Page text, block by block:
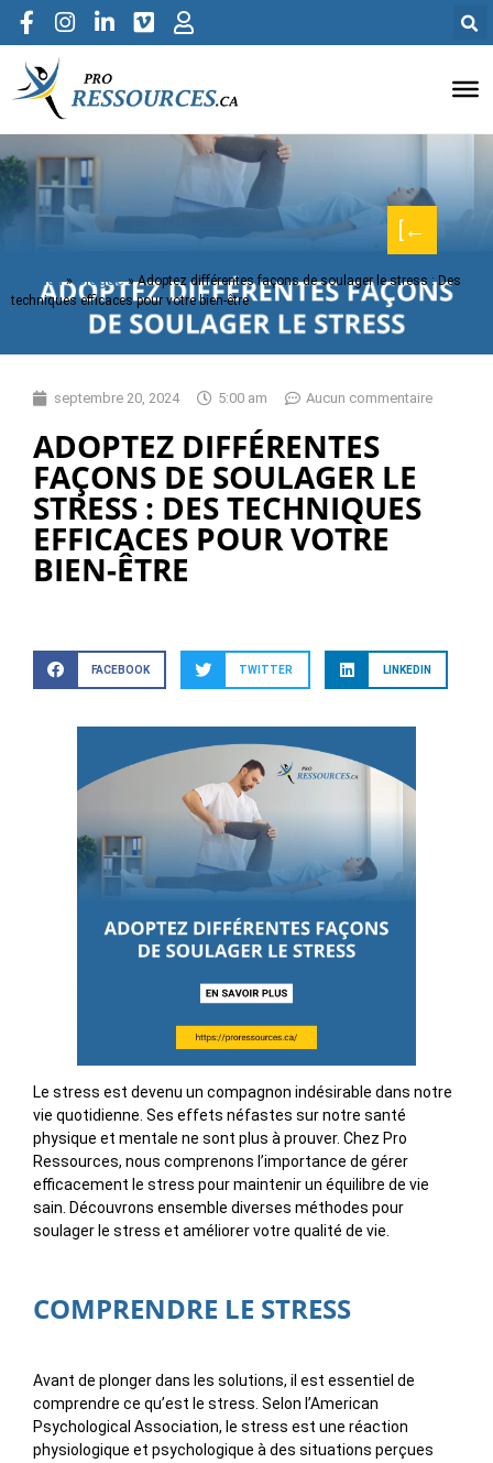
[←
Accueil» Blogue»Adoptez différentes façons de soulager le stress : Des
techniques efficaces pour votre bien-être
septembre 20, 2024 5:00 am Aucun commentaire
ADOPTEZ DIFFÉRENTES
FAÇONS DE SOULAGER LE
STRESS : DES TECHNIQUES
EFFICACES POUR VOTRE
BIEN-ÊTRE
FACEBOOK TWITTER LINKEDIN
Le stress est devenu un compagnon indésirable dans notre
vie quotidienne. Ses effets néfastes sur notre santé
physique et mentale ne sont plus à prouver. Chez Pro
Ressources, nous comprenons l’importance de gérer
efficacement le stress pour maintenir un équilibre de vie
sain. Découvrons ensemble diverses méthodes pour
soulager le stress et améliorer votre qualité de vie.
COMPRENDRE LE STRESS
Avant de plonger dans les solutions, il est essentiel de
comprendre ce qu’est le stress. Selon l’American
Psychological Association, le stress est une réaction
physiologique et psychologique à des situations perçues